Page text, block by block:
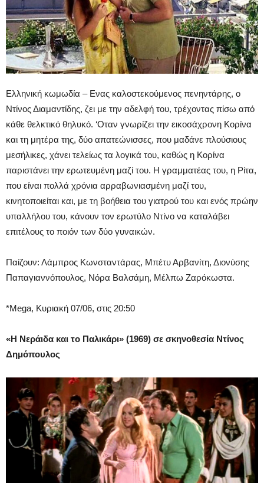
Ελληνική κωμωδία – Eνας καλοστεκούμενος πενηντάρης, ο
Ντίνος Διαμαντίδης, ζει με την αδελφή του, τρέχοντας πίσω από
κάθε θελκτικό θηλυκό. ‘Oταν γνωρίζει την εικοσάχρονη Κορίνα
και τη μητέρα της, δύο απατεώνισσες, που μαδάνε πλούσιους
μεσήλικες, χάνει τελείως τα λογικά του, καθώς η Κορίνα
παριστάνει την ερωτευμένη μαζί του. Η γραμματέας του, η Ρίτα,
που είναι πολλά χρόνια αρραβωνιασμένη μαζί του,
κινητοποιείται και, με τη βοήθεια του γιατρού του και ενός πρώην
υπαλλήλου του, κάνουν τον ερωτύλο Ντίνο να καταλάβει
επιτέλους το ποιόν των δύο γυναικών.
Παίζουν: Λάμπρος Κωνσταντάρας, Μπέτυ Αρβανίτη, Διονύσης
Παπαγιαννόπουλος, Νόρα Βαλσάμη, Μέλπω Ζαρόκωστα.
*Mega, Κυριακή 07/06, στις 20:50
«Η Νεράιδα και το Παλικάρι» (1969) σε σκηνοθεσία Ντίνος
Δημόπουλος